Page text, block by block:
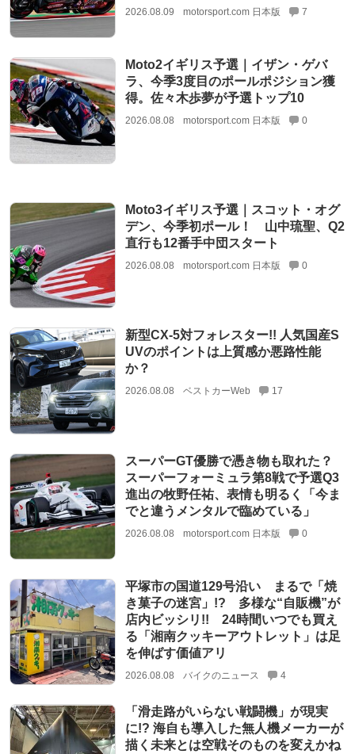
2026.08.09 motorsport.com 日本版 7
Moto2イギリス予選｜イザン・ゲバ
ラ、今季3度目のポールポジション獲
得。佐々木歩夢が予選トップ10
2026.08.08 motorsport.com 日本版 0
Moto3イギリス予選｜スコット・オグ
デン、今季初ポール！ 山中琉聖、Q2
直行も12番手中団スタート
2026.08.08 motorsport.com 日本版 0
新型CX-5対フォレスター!! 人気国産S
UVのポイントは上質感か悪路性能
か？
2026.08.08 ベストカーWeb 17
スーパーGT優勝で憑き物も取れた？
スーパーフォーミュラ第8戦で予選Q3
進出の牧野任祐、表情も明るく「今ま
でと違うメンタルで臨めている」
2026.08.08 motorsport.com 日本版 0
平塚市の国道129号沿い まるで「焼
き菓子の迷宮」!? 多様な“自販機”が
店内ビッシリ!! 24時間いつでも買え
る「湘南クッキーアウトレット」は足
を伸ばす価値アリ
2026.08.08 バイクのニュース 4
「滑走路がいらない戦闘機」が現実
に!? 海自も導入した無人機メーカーが
描く未来とは空戦そのものを変えかね